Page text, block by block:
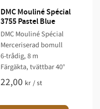
DMC Mouliné Spécial
3755 Pastel Blue
DMC Mouliné Spécial
Merceriserad bomull
6-trådig, 8 m
Färgäkta, tvättbar 40°
22,00 kr /st